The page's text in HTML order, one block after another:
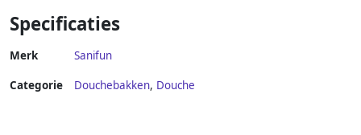
Specificaties
Merk Sanifun
Categorie Douchebakken, Douche